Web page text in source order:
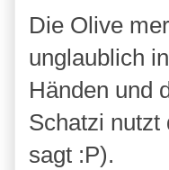
Die Olive
unglaublich
Händen und
Schatzi nutzt
sagt :P).